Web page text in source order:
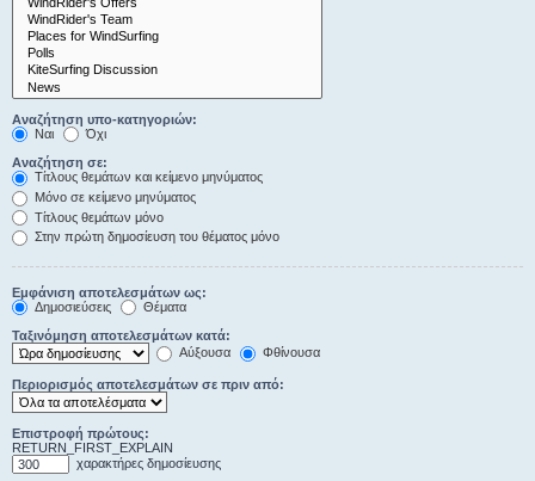
Αναζήτηση υπο-κατηγοριών:
Ναι
Όχι
Αναζήτηση σε:
Τίτλους θεμάτων και κείμενο μηνύματος
Μόνο σε κείμενο μηνύματος
Τίτλους θεμάτων μόνο
Στην πρώτη δημοσίευση του θέματος μόνο
Εμφάνιση αποτελεσμάτων ως:
Δημοσιεύσεις
Θέματα
Ταξινόμηση αποτελεσμάτων κατά:
Αύξουσα
Φθίνουσα
Περιορισμός αποτελεσμάτων σε πριν από:
Επιστροφή πρώτους:
RETURN_FIRST_EXPLAIN
χαρακτήρες δημοσίευσης